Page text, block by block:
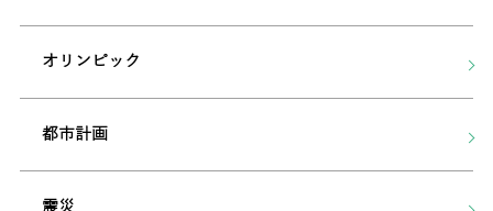
オリンピック
都市計画
震災